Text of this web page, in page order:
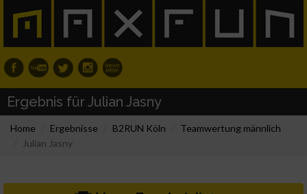
Ergebnis für Julian Jasny
Home Ergebnisse B2RUN Köln
Teamwertung männlich
Julian Jasny